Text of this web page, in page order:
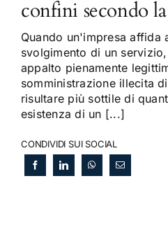
confini secondo
Quando un'impresa affida
svolgimento di un
appalto pienamente
somministrazione illecita
risultare più sottile di
esistenza di un [...]
CONDIVIDI SUI SOCIAL